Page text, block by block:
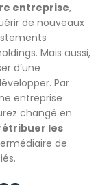
entreprise,
de nouveaux
Mais aussi,
d’une
Par
entreprise
changé en
les
de